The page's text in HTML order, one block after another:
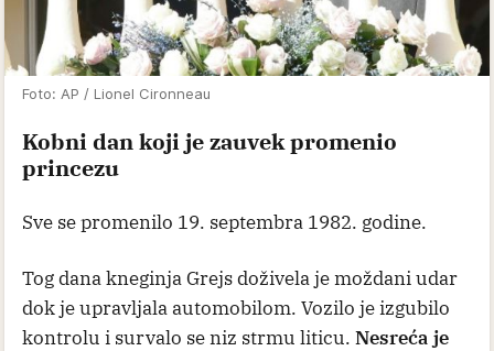
Foto: AP / Lionel Cironneau
Kobni dan koji je zauvek promenio
princezu
Sve se promenilo 19. septembra 1982. godine.
Tog dana kneginja Grejs doživela je moždani udar
dok je upravljala automobilom. Vozilo je izgubilo
kontrolu i survalo se niz strmu liticu. Nesreća je